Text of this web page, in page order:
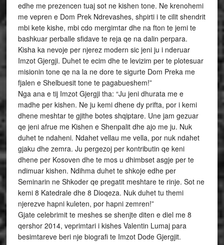
edhe me prezencen tuaj sot ne kishen tone. Ne krenohemi
me vepren e Dom Prek Ndrevashes, shpirti i te cilit shendrit
mbi kete kishe, mbi cdo mergimtar dhe na fton te jemi te
bashkuar perballe sfidave te reja qe na dalin perpara.
Kisha ka nevoje per njerez modern sic jeni ju i nderuar
Imzot Gjergji. Duhet te ecim dhe te levizim per te plotesuar
misionin tone qe na la ne dore te sigurte Dom Preka me
fjalen e Shelbuesit tone te pagabueshem!”
Nga ana e tij Imzot Gjergji tha: “Ju jeni dhurata me e
madhe per kishen. Ne ju kemi dhene dy prifta, por i kemi
dhene meshtar te gjithe botes shqiptare. Une jam gezuar
qe jeni afrue me Kishen e Shenpalit dhe ajo me ju. Nuk
duhet te ndaheni. Ndahet vellau me vella, por nuk ndahet
gjaku dhe zemra. Ju pergezoj per kontributin qe keni
dhene per Kosoven dhe te mos u dhimbset asgje per te
ndimuar kishen. Ndihma duhet te shkoje edhe per
Seminarin ne Shkoder qe pregatit meshtare te rinje. Sot ne
kemi 8 Katedrale dhe 8 Dioqeza. Nuk duhet tu themi
njerezve hapni kuleten, por hapni zemren!”
Gjate celebrimit te meshes se shenjte diten e diel me 8
qershor 2014, veprimtari i kishes Valentin Lumaj para
besimtareve beri nje biografi te Imzot Dode Gjergjit.